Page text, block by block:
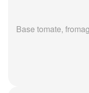
Base tomate,